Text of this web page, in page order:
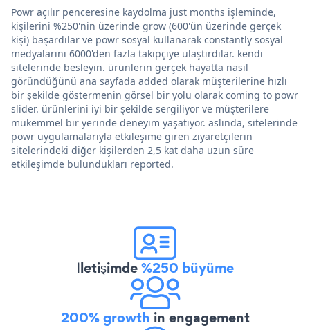
Powr açılır penceresine kaydolma just months işleminde,
kişilerini %250'nin üzerinde grow (600'ün üzerinde gerçek
kişi) başardılar ve powr sosyal kullanarak constantly sosyal
medyalarını 6000'den fazla takipçiye ulaştırdılar. kendi
sitelerinde besleyin. ürünlerin gerçek hayatta nasıl
göründüğünü ana sayfada added olarak müşterilerine hızlı
bir şekilde göstermenin görsel bir yolu olarak coming to powr
slider. ürünlerini iyi bir şekilde sergiliyor ve müşterilere
mükemmel bir yerinde deneyim yaşatıyor. aslında, sitelerinde
powr uygulamalarıyla etkileşime giren ziyaretçilerin
sitelerindeki diğer kişilerden 2,5 kat daha uzun süre
etkileşimde bulundukları reported.
İletişimde%250 büyüme
200% growth in engagement